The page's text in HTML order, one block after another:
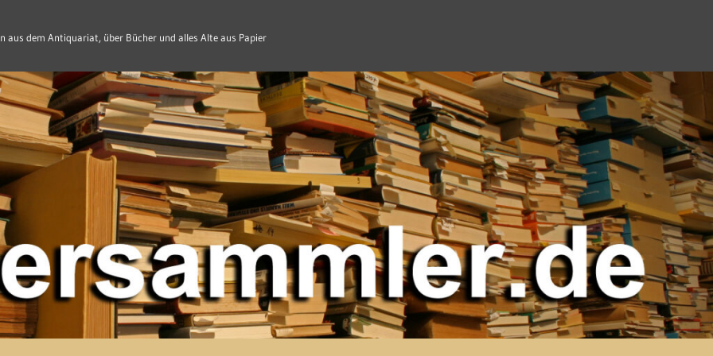
aus dem Antiquariat, über Bücher und alles Alte aus Papier